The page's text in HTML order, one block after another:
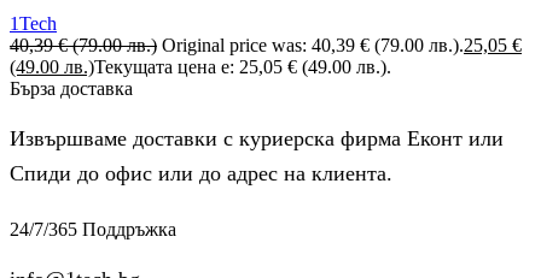
1Tech
40,39€ (79.00 лв.) Original price was: 40,39 € (79.00 лв.).25,05 €
(49.00 лв.)Текущата цена е: 25,05 € (49.00 лв.).
Бърза доставка
Извършваме доставки с куриерска фирма Еконт или
Спиди до офис или до адрес на клиента.
24/7/365 Поддръжка